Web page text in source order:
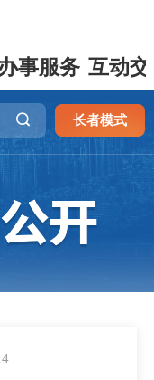
办事服务 互动
长者模式